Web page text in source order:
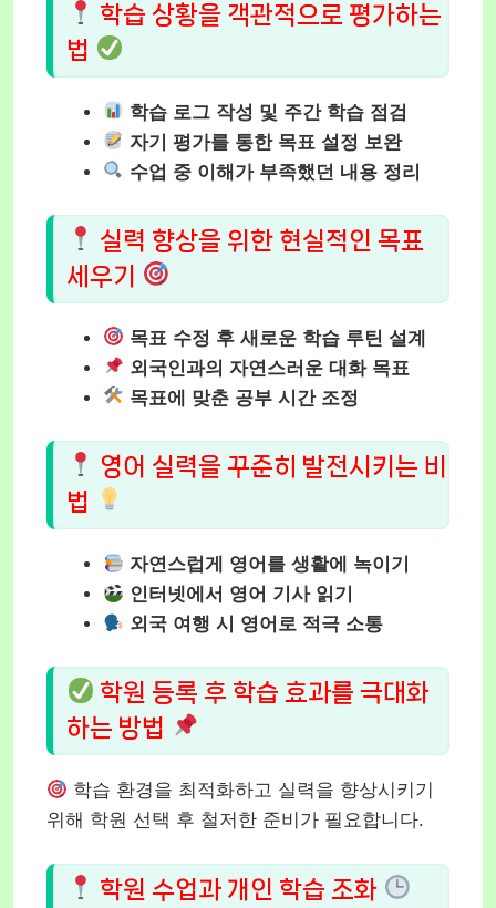
학습 상황을 객관적으로 평가하는
법
학습 로그 작성 및 주간 학습 점검
자기 평가를 통한 목표 설정 보완
수업 중 이해가 부족했던 내용 정리
실력 향상을 위한 현실적인 목표
세우기
목표 수정 후 새로운 학습 루틴 설계
외국인과의 자연스러운 대화 목표
목표에 맞춘 공부 시간 조정
영어 실력을 꾸준히 발전시키는 비
법
자연스럽게 영어를 생활에 녹이기
인터넷에서 영어 기사 읽기
외국 여행 시 영어로 적극 소통
학원 등록 후 학습 효과를 극대화
하는 방법
학습 환경을 최적화하고 실력을 향상시키기
위해 학원 선택 후 철저한 준비가 필요합니다.
학원 수업과 개인 학습 조화